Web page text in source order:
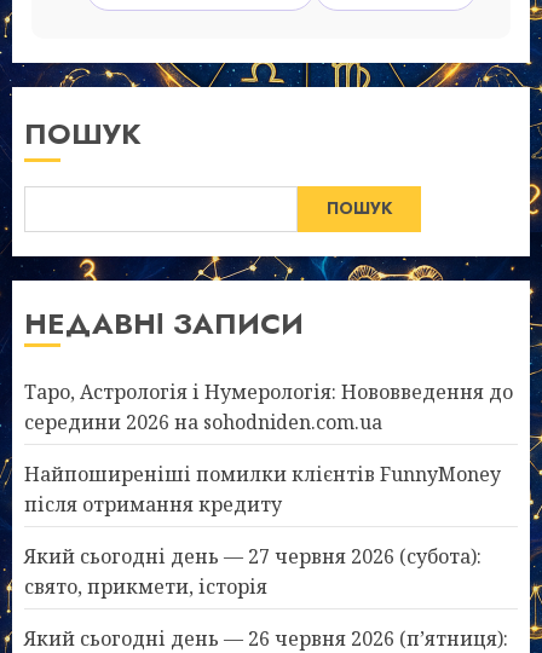
ПОШУК
ПОШУК
НЕДАВНІ ЗАПИСИ
Таро, Астрологія і Нумерологія: Нововведення до
середини 2026 на sohodniden.com.ua
Найпоширеніші помилки клієнтів FunnyMoney
після отримання кредиту
Який сьогодні день — 27 червня 2026 (субота):
свято, прикмети, історія
Який сьогодні день — 26 червня 2026 (п’ятниця):